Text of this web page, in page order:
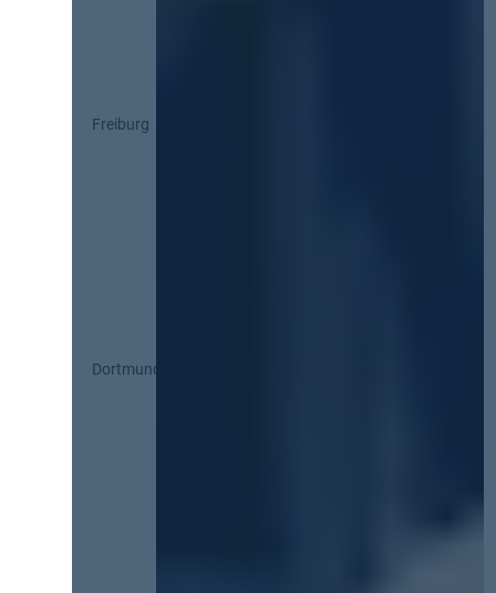
Freiburg
Dortmund